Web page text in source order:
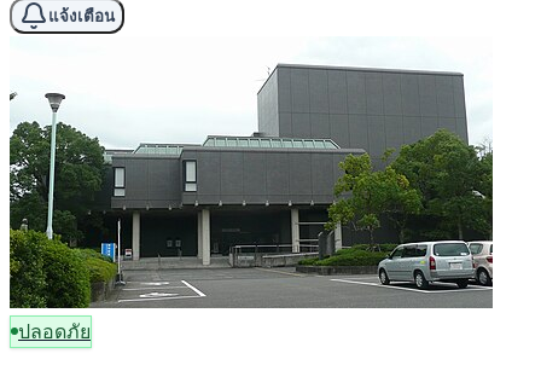
แจ้งเตือน
ปลอดภัย